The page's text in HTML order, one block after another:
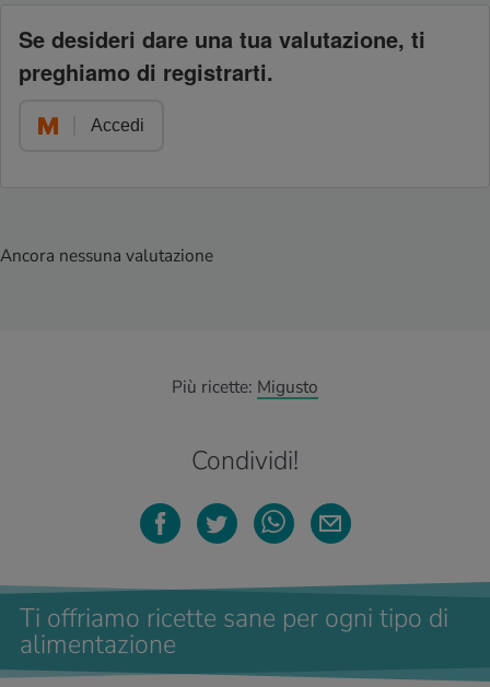
Se desideri dare una tua valutazione, ti
preghiamo di registrarti.
Accedi
Ancora nessuna valutazione
Più ricette: Migusto
Condividi!
Ti offriamo ricette sane per ogni tipo di
alimentazione